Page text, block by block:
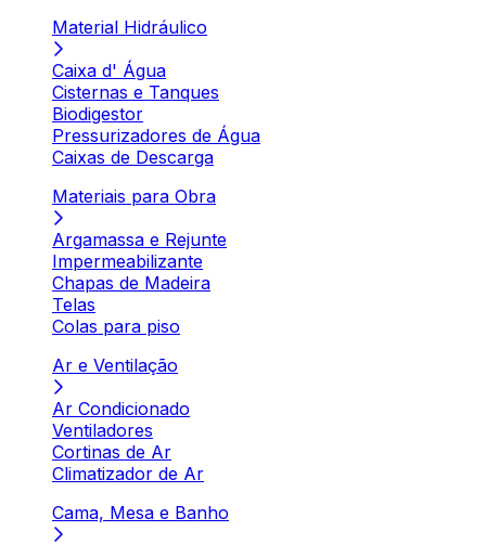
Material Hidráulico
Caixa d' Água
Cisternas e Tanques
Biodigestor
Pressurizadores de Água
Caixas de Descarga
Materiais para Obra
Argamassa e Rejunte
Impermeabilizante
Chapas de Madeira
Telas
Colas para piso
Ar e Ventilação
Ar Condicionado
Ventiladores
Cortinas de Ar
Climatizador de Ar
Cama, Mesa e Banho